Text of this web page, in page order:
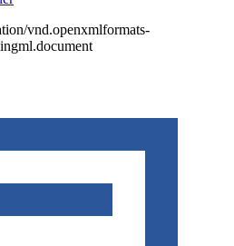
vnd.openxmlformats-